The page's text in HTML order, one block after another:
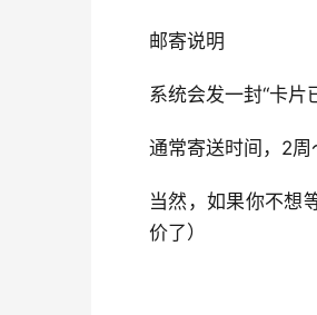
邮寄说明
系统会发一封“卡片
通常寄送时间，2周
当然，如果你不想
价了）